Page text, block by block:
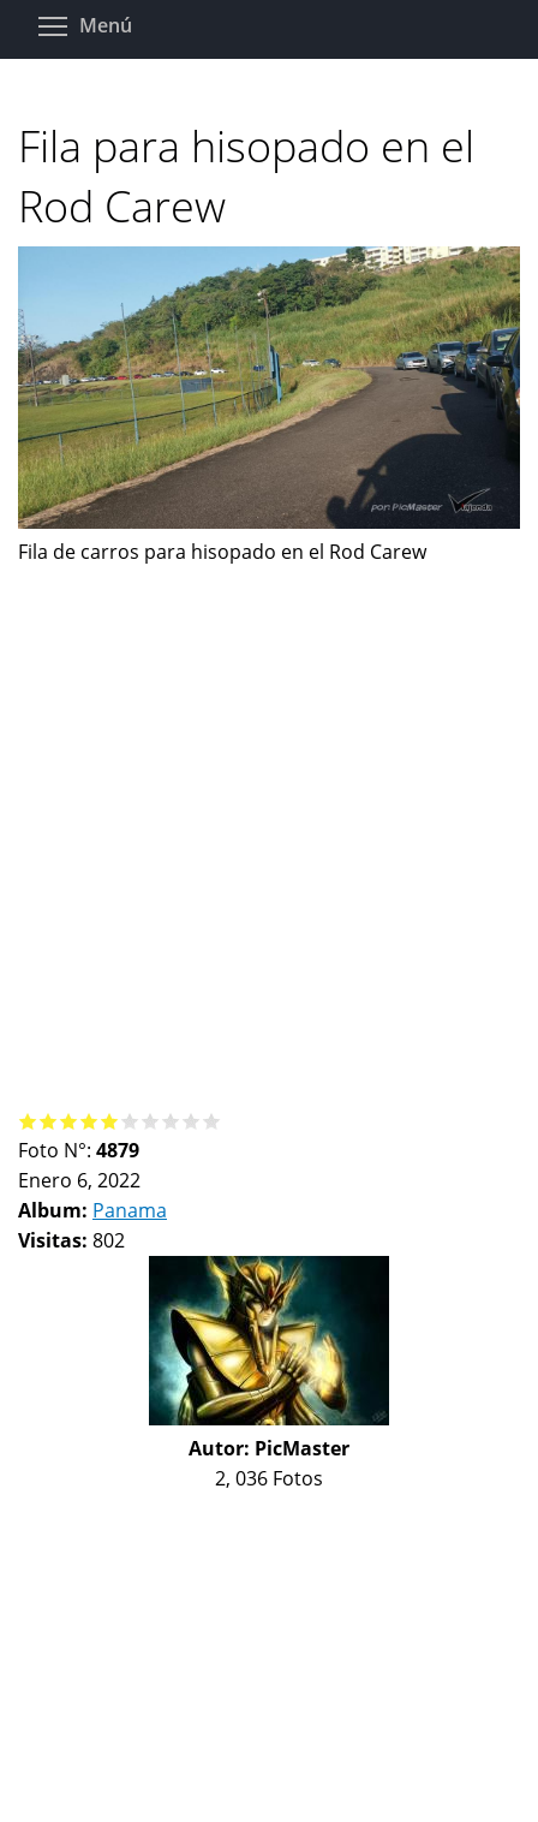
Pasar
Menú
Fila para hisopado en el
Rod Carew
Fila de carros para hisopado en el Rod Carew
Foto N°: 4879
Enero 6, 2022
Album: Panama
Visitas: 802
Autor: PicMaster
2, 036 Fotos